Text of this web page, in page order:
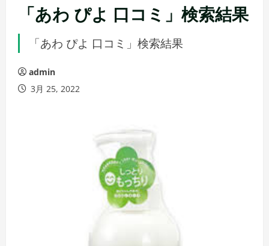
「あわ ぴよ 口コミ」検索結果
「あわ ぴよ 口コミ」検索結果
admin
3月 25, 2022